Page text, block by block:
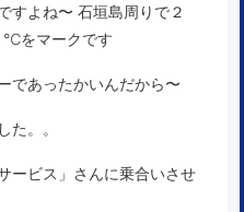
すよね〜 石垣島周りで２
℃をマークです
であったかいんだから〜
た。。
ービス」さんに乗合いさせ